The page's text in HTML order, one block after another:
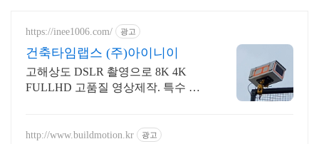
https://inee1006.com/ 광고
건축타임랩스 (주)아이니이
고해상도 DSLR 촬영으로 8K 4K
FULLHD 고품질 영상제작. 특수 하
http://www.buildmotion.kr 광고